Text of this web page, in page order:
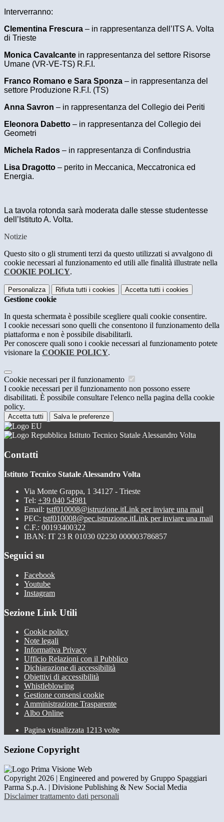
Interverranno:
Clementina Frescura – in rappresentanza dell’ITS A. Volta
di Trieste
Monica Cavalcante in rappresentanza del settore Risorse
Umane (VR-VE-TS) R.F.I.
Franco Romano e Sara Sponza – in rappresentanza del
settore Produzione R.F.I. (TS)
Anna Savron – in rappresentanza del Collegio dei Periti
Eleonora Dabetto – in rappresentanza del Collegio dei
Geometri
Michela Rados – in rappresentanza di Confindustria
Lisa Dragotto – perito in Meccanica, Meccatronica ed
Energia.
La tavola rotonda sarà moderata dalle stesse studentesse
dell’Istituto A. Volta.
Notizie
Questo sito o gli strumenti terzi da questo utilizzati si avvalgono di
cookie necessari al funzionamento ed utili alle finalità illustrate nella
COOKIE POLICY.
Personalizza Rifiuta tutti i cookies Accetta tutti i cookies
Gestione cookie
In questa schermata è possibile scegliere quali cookie consentire.
I cookie necessari sono quelli che consentono il funzionamento della
piattaforma e non è possibile disabilitarli.
Per conoscere quali sono i cookie necessari al funzionamento potete
visionare la COOKIE POLICY.
Cookie necessari per il funzionamento
I cookie necessari per il funzionamento non possono essere
disabilitati. È possibile consultare l'elenco nella pagina della cookie
policy.
Accetta tutti Salva le preferenze
Istituto Tecnico Statale Alessandro Volta
Contatti
Istituto Tecnico Statale Alessandro Volta
Via Monte Grappa, 1 34127 - Trieste
Tel: +39 040 54981
Email: tstf010008@istruzione.itLink per inviare una mail
PEC: tstf010008@pec.istruzione.itLink per inviare una mail
C.F.: 00193400322
IBAN: IT 23 R 01030 02230 000003786857
Seguici su
Facebook
Youtube
Instagram
Sezione Link Utili
Cookie policy
Note legali
Informativa Privacy
Ufficio Relazioni con il Pubblico
Dichiarazione di accessibilità
Obiettivi di accessibilità
Whistleblowing
Gestione consensi cookie
Amministrazione Trasparente
Albo Online
Pagina visualizzata 1213 volte
Sezione Copyright
Copyright 2026 | Engineered and powered by Gruppo Spaggiari
Parma S.p.A. | Divisione Publishing & New Social Media
Disclaimer trattamento dati personali